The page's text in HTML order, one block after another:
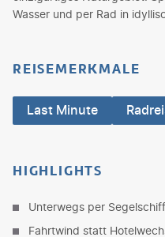
Wasser und per Rad in
REISEMERKMALE
Last Minute
HIGHLIGHTS
Unterwegs per
Fahrtwind statt